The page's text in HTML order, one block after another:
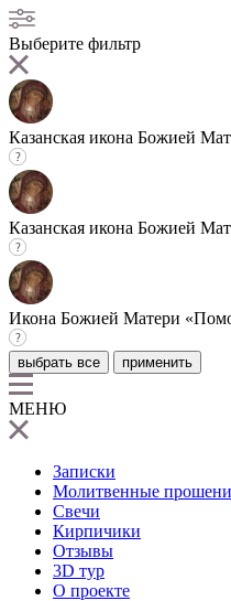
Выберите фильтр
Казанская икона Божией
Казанская икона Божией
Икона Божией Матери
выбрать все применить
МЕНЮ
Записки
Молитвенные
Свечи
Кирпичики
Отзывы
3D тур
О проекте